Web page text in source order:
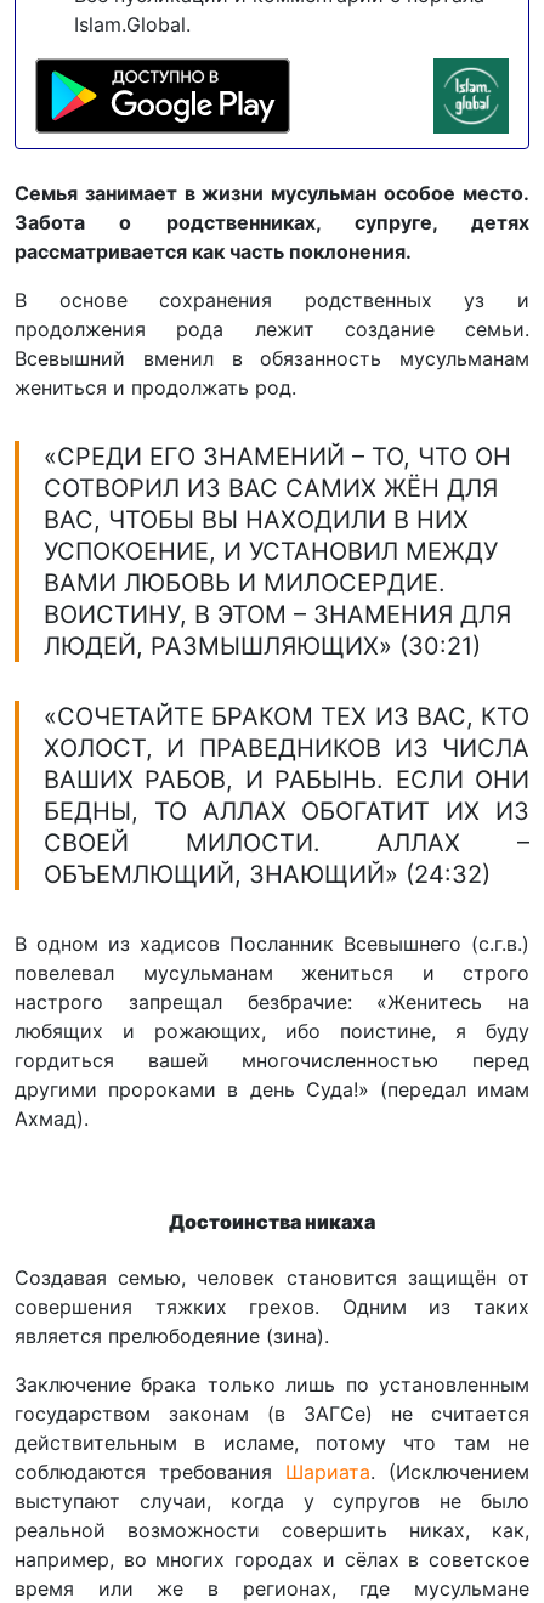
Islam.Global.
Семья занимает в жизни мусульман особое место.
Забота о родственниках, супруге, детях
рассматривается как часть поклонения.
В основе сохранения родственных уз и
продолжения рода лежит создание семьи.
Всевышний вменил в обязанность мусульманам
жениться и продолжать род.
«СРЕДИ ЕГО ЗНАМЕНИЙ – ТО, ЧТО ОН
СОТВОРИЛ ИЗ ВАС САМИХ ЖЁН ДЛЯ
ВАС, ЧТОБЫ ВЫ НАХОДИЛИ В НИХ
УСПОКОЕНИЕ, И УСТАНОВИЛ МЕЖДУ
ВАМИ ЛЮБОВЬ И МИЛОСЕРДИЕ.
ВОИСТИНУ, В ЭТОМ – ЗНАМЕНИЯ ДЛЯ
ЛЮДЕЙ, РАЗМЫШЛЯЮЩИХ» (30:21)
«СОЧЕТАЙТЕ БРАКОМ ТЕХ ИЗ ВАС, КТО
ХОЛОСТ, И ПРАВЕДНИКОВ ИЗ ЧИСЛА
ВАШИХ РАБОВ, И РАБЫНЬ. ЕСЛИ ОНИ
БЕДНЫ, ТО АЛЛАХ ОБОГАТИТ ИХ ИЗ
СВОЕЙ МИЛОСТИ. АЛЛАХ –
ОБЪЕМЛЮЩИЙ, ЗНАЮЩИЙ» (24:32)
В одном из хадисов Посланник Всевышнего (с.г.в.)
повелевал мусульманам жениться и строго
настрого запрещал безбрачие: «Женитесь на
любящих и рожающих, ибо поистине, я буду
гордиться вашей многочисленностью перед
другими пророками в день Суда!» (передал имам
Ахмад).
Достоинства никаха
Создавая семью, человек становится защищён от
совершения тяжких грехов. Одним из таких
является прелюбодеяние (зина).
Заключение брака только лишь по установленным
государством законам (в ЗАГСе) не считается
действительным в исламе, потому что там не
соблюдаются требования Шариата. (Исключением
выступают случаи, когда у супругов не было
реальной возможности совершить никах, как,
например, во многих городах и сёлах в советское
время или же в регионах, где мусульмане